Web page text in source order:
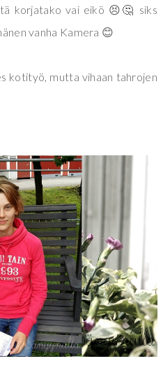
korjatako vai eikö 😣🤔 siks
vanha Kamera 😊
kotityö, mutta vihaan tahrojen